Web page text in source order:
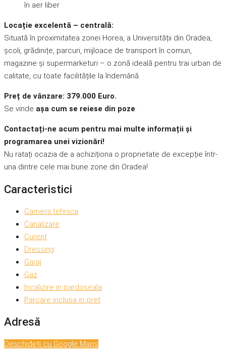
în aer liber
Locație excelentă – centrală:
Situată în proximitatea zonei Horea, a Universității din Oradea,
școli, grădinițe, parcuri, mijloace de transport în comun,
magazine și supermarketuri – o zonă ideală pentru trai urban de
calitate, cu toate facilitățile la îndemână.
Preț de vânzare: 379.000 Euro.
Se vinde așa cum se reiese din poze.
Contactați-ne acum pentru mai multe informații și
programarea unei vizionări!
Nu ratați ocazia de a achiziționa o proprietate de excepție într-
una dintre cele mai bune zone din Oradea!
Caracteristici
Camera tehnica
Canalizare
Curent
Dressing
Garaj
Gaz
Incalizire in pardoseala
Parcare inclusa in pret
Adresă
Deschideți cu Google Maps